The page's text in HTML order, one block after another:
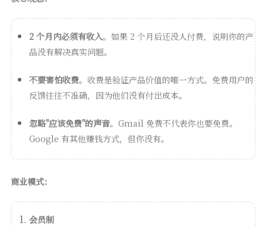
2 个月内必须有收入。如果 2 个月后还没人付费，说明你的产
品没有解决真实问题。
不要害怕收费。收费是验证产品价值的唯一方式。免费用户的
反馈往往不准确，因为他们没有付出成本。
忽略"应该免费"的声音。Gmail 免费不代表你也要免费。
Google 有其他赚钱方式，但你没有。
商业模式：
会员制